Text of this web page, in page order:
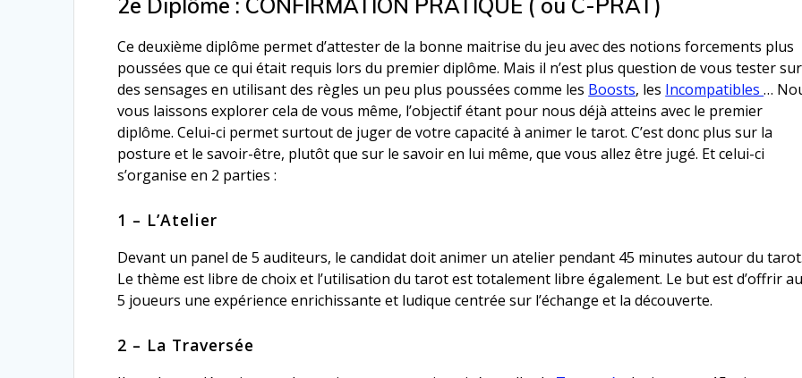
Ce deuxième diplôme permet d’attester de la bonne maitrise du jeu avec des notions forcements plus
poussées que ce qui était requis lors du premier diplôme. Mais il n’est plus question de vous tester sur
des sensages en utilisant des règles un peu plus poussées comme les Boosts, les Incompatibles…
vous laissons explorer cela de vous même, l’objectif étant pour nous déjà atteins avec le premier
diplôme. Celui-ci permet surtout de juger de votre capacité à animer le tarot. C’est donc plus sur la
posture et le savoir-être, plutôt que sur le savoir en lui même, que vous allez être jugé. Et celui-ci
s’organise en 2 parties :
1 – L’Atelier
Devant un panel de 5 auditeurs, le candidat doit animer un atelier pendant 45 minutes autour du
Le thème est libre de choix et l’utilisation du tarot est totalement libre également. Le but est d’offrir
5 joueurs une expérience enrichissante et ludique centrée sur l’échange et la découverte.
2 – La Traversée